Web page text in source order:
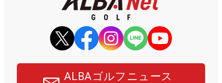
ALBAゴルフニュース